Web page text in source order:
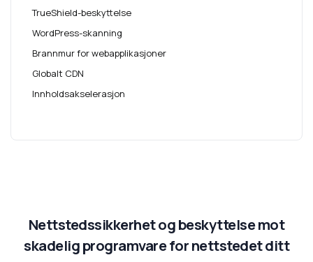
TrueShield-beskyttelse
WordPress-skanning
Brannmur for webapplikasjoner
Globalt CDN
Innholdsakselerasjon
Nettstedssikkerhet og beskyttelse mot
skadelig programvare for nettstedet ditt